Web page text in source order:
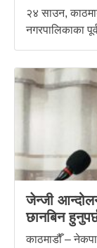
२४ साउन,
नगरपालिकाका
जेन्जी
छानबिन
काठमाडौँ –